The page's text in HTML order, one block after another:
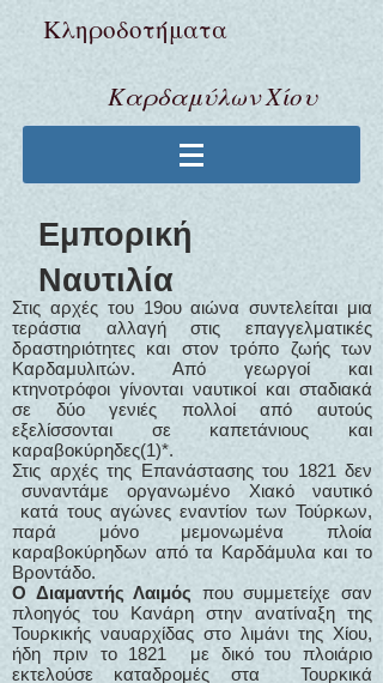
Κληροδoτήματα
Καρδαμύλων Χίου
Στις αρχές του 19ου αιώνα συντελείται μια
τεράστια αλλαγή στις επαγγελματικές
δραστηριότητες και στον τρόπο ζωής των
Καρδαμυλιτών. Από γεωργοί και
κτηνοτρόφοι γίνονται ναυτικοί και σταδιακά
σε δύο γενιές πολλοί από αυτούς
εξελίσσονται σε καπετάνιους και
καραβοκύρηδες(1)*.
Στις αρχές της Επανάστασης του 1821 δεν
συναντάμε οργανωμένο Χιακό ναυτικό
κατά τους αγώνες εναντίον των Τούρκων,
παρά μόνο μεμονωμένα πλοία
καραβοκύρηδων από τα Καρδάμυλα και το
Βροντάδο.
Ο Διαμαντής Λαιμός που συμμετείχε σαν
πλοηγός του Κανάρη στην ανατίναξη της
Τουρκικής ναυαρχίδας στο λιμάνι της Χίου,
ήδη πριν το 1821 με δικό του πλοιάριο
εκτελούσε καταδρομές στα Τουρκικά
Εμπορική
Ναυτιλία